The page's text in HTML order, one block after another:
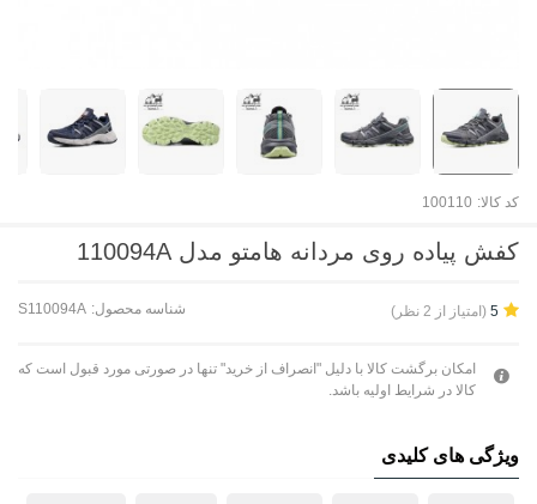
کد کالا: 100110
کفش پیاده روی مردانه هامتو مدل 110094A
(امتیاز از 2 نظر) شناسه محصول: S110094A
امکان برگشت کالا با دلیل "انصراف از خرید" تنها در صورتی مورد قبول است که
کالا در شرایط اولیه باشد.
ویژگی های کلیدی